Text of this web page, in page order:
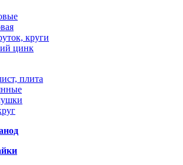
круги
цинк
плита